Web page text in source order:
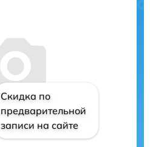
Скидка по
предварительной
записи на сайте